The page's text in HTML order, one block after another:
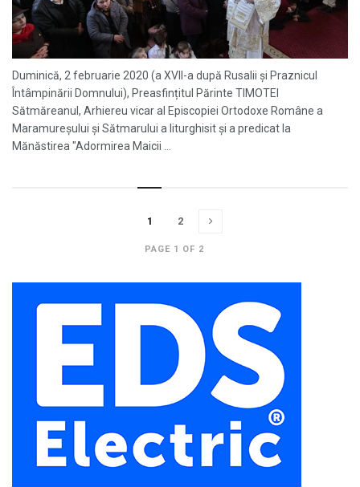
Duminică, 2 februarie 2020 (a XVII-a după Rusalii și Praznicul
Întâmpinării Domnului), Preasfințitul Părinte TIMOTEI
Sătmăreanul, Arhiereu vicar al Episcopiei Ortodoxe Române a
Maramureșului și Sătmarului a liturghisit și a predicat la
Mănăstirea "Adormirea Maicii ...
PAGE 1 OF 2
1 2